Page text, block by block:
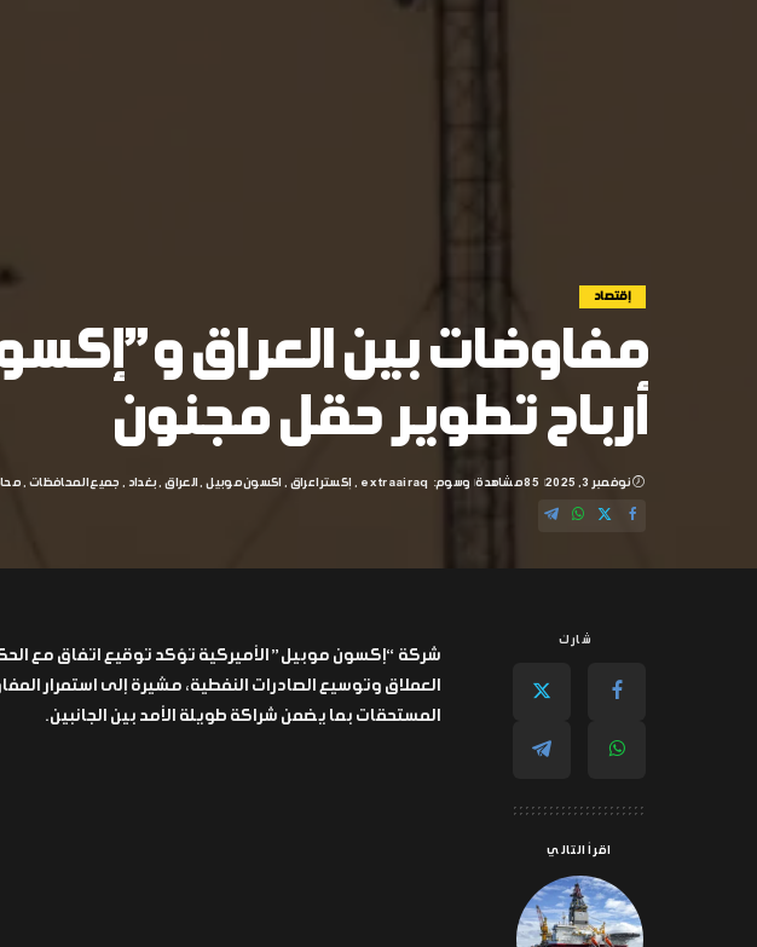
إقتصاد
مفاوضات بين العراق
أرباح تطوير حقل مجنون
نوفمبر 3, 2025 85 مشاهدة وسوم: extraairaq إكسترا عراق اكسون موبيل العراق بغداد جميع المحافظات
شارك
اقرأ التالي
شركة “إكسون موبيل” الأميركية تؤكد توقيع اتفاق مع
العملاق وتوسيع الصادرات النفطية، مشيرة إلى استمرار
المستحقات بما يضمن شراكة طويلة الأمد بين الجانبين.